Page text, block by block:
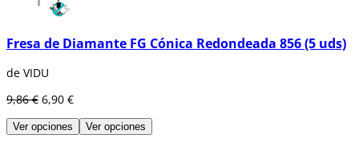
Fresa de Diamante FG Cónica Redondeada 856 (5 uds)
de VIDU
9,86 € 6,90 €
Ver opciones Ver opciones